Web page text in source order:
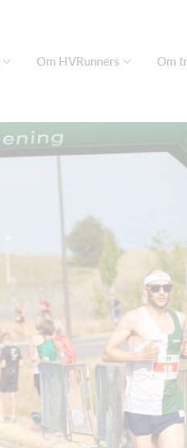
Om HVRunners Om